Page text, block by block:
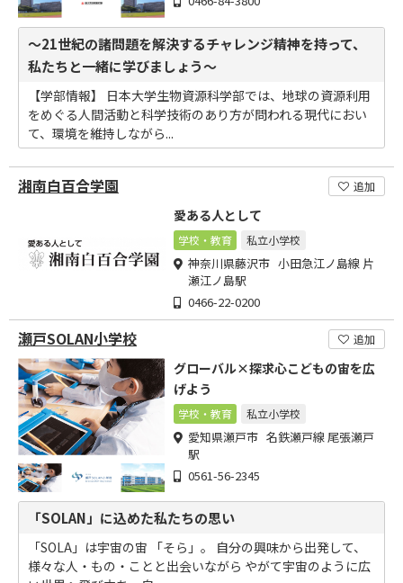
～21世紀の諸問題を解決するチャレンジ精神を持って、
私たちと一緒に学びましょう～
【学部情報】 日本大学生物資源科学部では、地球の資源利用
をめぐる人間活動と科学技術のあり方が問われる現代におい
て、環境を維持しながら...
湘南白百合学園 追加
愛ある人として
学校・教育 私立小学校
神奈川県藤沢市 小田急江ノ島線 片
瀬江ノ島駅
0466-22-0200
瀬戸SOLAN小学校 追加
グローバル×探求心こどもの宙を広
げよう
学校・教育 私立小学校
愛知県瀬戸市 名鉄瀬戸線 尾張瀬戸
駅
0561-56-2345
「SOLAN」に込めた私たちの思い
「SOLA」は宇宙の宙 「そら」。 自分の興味から出発して、
様々な人・もの・ことと出会いながら やがて宇宙のように広